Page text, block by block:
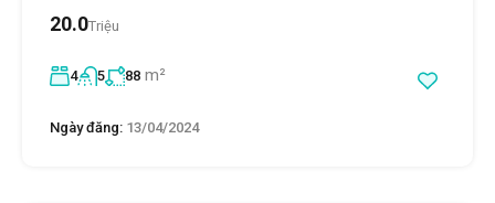
20.0Triệu
4 5 88 m²
Ngày đăng: 13/04/2024